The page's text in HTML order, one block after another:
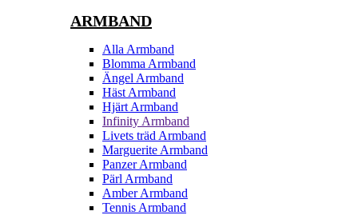
ARMBAND
Alla Armband
Blomma Armband
Ängel Armband
Häst Armband
Hjärt Armband
Infinity Armband
Livets träd Armband
Marguerite Armband
Panzer Armband
Pärl Armband
Amber Armband
Tennis Armband